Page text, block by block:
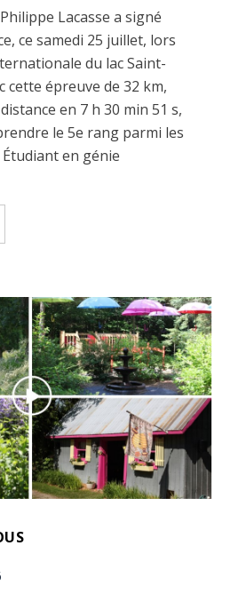
Lacasse a signé
ce samedi 25 juillet, lors
du lac Saint-
cette épreuve de 32 km,
en 7 h 30 min 51 s,
le 5e rang parmi les
en génie